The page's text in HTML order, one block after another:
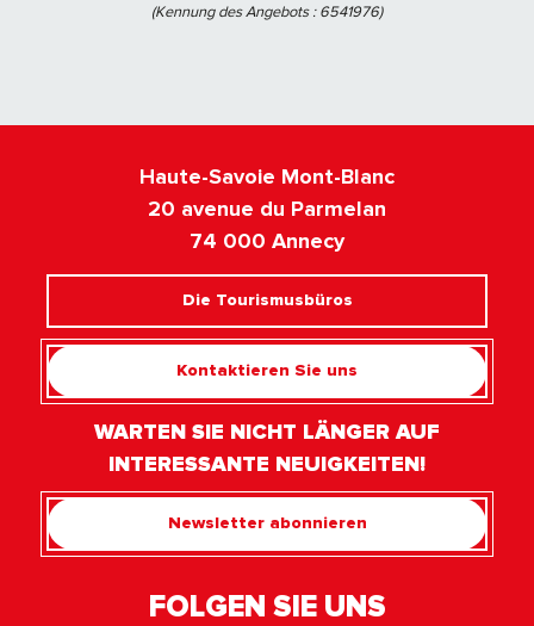
(Kennung des Angebots :6541976)
Haute-Savoie Mont-Blanc
20 avenue du Parmelan
74 000 Annecy
Die Tourismusbüros
Kontaktieren Sie uns
WARTEN SIE NICHT LÄNGER AUF
INTERESSANTE NEUIGKEITEN!
Newsletter abonnieren
FOLGEN SIE UNS